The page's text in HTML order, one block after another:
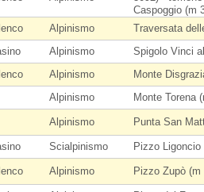
Caspoggio (m
Alpinismo
Traversata
Alpinismo
Spigolo Vinci
Alpinismo
Monte
Alpinismo Monte Torena
Alpinismo Punta San
Scialpinismo Pizzo Ligoncio
Alpinismo Pizzo Zupò